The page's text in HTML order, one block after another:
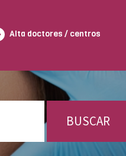
Alta doctores / centros
BUSCAR